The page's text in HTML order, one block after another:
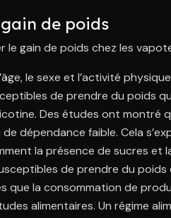
de poids
le gain de poids chez les
le sexe et l’activité
de prendre du poids
Des études ont
dépendance faible. Cela
la présence de sucres
de prendre du
que la consommation de
alimentaires. Un régime